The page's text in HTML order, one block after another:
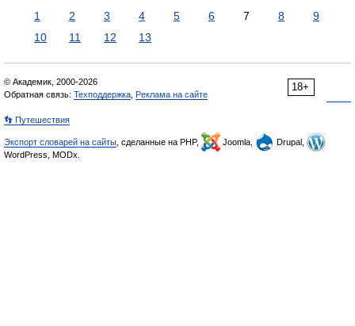
1 2 3 4 5 6 7 8
9
10
11 12 13
18+
© Академик, 2000-2026
Обратная связь: Техподдержка Реклама на сайте
👣 Путешествия
Экспорт словарей на сайты , сделанные на PHP, Joomla,
Drupal,
WordPress, MODx.